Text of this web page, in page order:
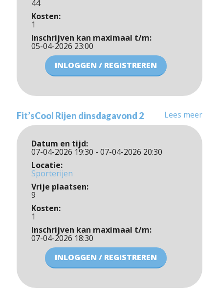
44
Kosten:
1
Inschrijven kan maximaal t/m:
05-04-2026 23:00
INLOGGEN / REGISTREREN
Fit’sCool Rijen dinsdagavond 2 Lees meer
Datum en tijd:
07-04-2026 19:30 - 07-04-2026 20:30
Locatie:
Sporterijen
Vrije plaatsen:
9
Kosten:
1
Inschrijven kan maximaal t/m:
07-04-2026 18:30
INLOGGEN / REGISTREREN